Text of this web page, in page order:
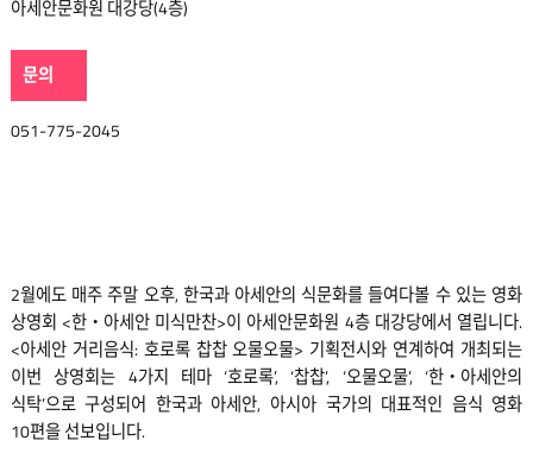
아세안문화원 대강당(4층)
문의
051-775-2045
2월에도 매주 주말 오후, 한국과 아세안의 식문화를 들여다볼 수 있는 영화
상영회 <한‧아세안 미식만찬>이 아세안문화원 4층 대강당에서 열립니다.
<아세안 거리음식: 호로록 찹찹 오물오물> 기획전시와 연계하여 개최되는
이번 상영회는 4가지 테마 ‘호로록’, ‘찹찹’, ‘오물오물’, ‘한‧아세안의
식탁’으로 구성되어 한국과 아세안, 아시아 국가의 대표적인 음식 영화
10편을 선보입니다.